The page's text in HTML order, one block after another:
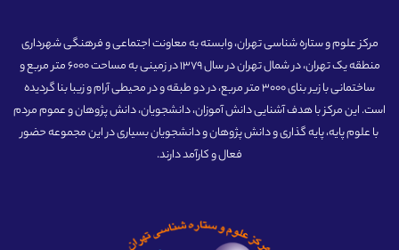
مرکز علوم و ستاره شناسی تهران، وابسته به معاونت اجتماعی و فرهنگی شهرداری
منطقه یک تهران، در شمال تهران در سال 1379 در زمینی به مساحت 6000 متر مربع و
ساختمانی با زیر بنای 3000 متر مربع، در دو طبقه و در محیطی آرام و زیبا بنا گردیده
است. این مرکز با هدف آشنایی دانش آموزان، دانشجویان، دانش پژوهان و عموم مردم
با علوم پایه، پایه گذاری و دانش پژوهان و دانشجویان بسیاری در این مجموعه حضور
فعال و کارآمد دارند.